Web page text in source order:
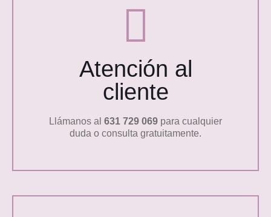
Atención al
cliente
Llámanos al 631 729 069 para cualquier
duda o consulta gratuitamente.